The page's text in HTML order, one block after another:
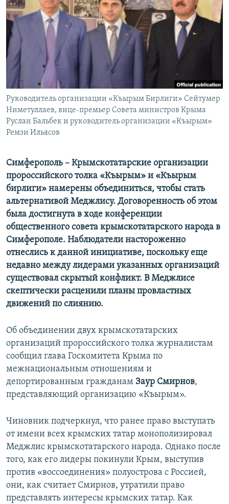
ПОБЕДИТЕЛЕЙ НЕ СУДЯТ?
КРЫМ.НЕПОКОРЕННЫЙ
ELIFBE
УКРАИНСКАЯ ПРОБЛЕМА КРЫМА
ПРИСОЕДИНЯЙТЕСЬ!
Все сайты RFE/RL
Руководитель организации «Къырым Бирлиги» Сейтумер
Ниметуллаев, вице-премьер Совета министров Крыма
Руслан Бальбек и руководитель организации «Къырым»
Ремзи Ильясов
Симферополь – Крымскотатарские организации
пророссийского толка «Къырым» и «Къырым
бирлиги» намерены объединиться, чтобы стать
альтернативой Меджлису. Договоренность об этом
была достигнута в ходе конференции
общественного совета крымскотатарского народа в
Симферополе. Наблюдатели настороженно
отнеслись к данной инициативе, поскольку еще
недавно между лидерами указанных организаций
существовал скрытый конфликт. В Меджлисе
скептически расценили планы провластных
движений по слиянию.
Об объединении двух крымскотатарских
организаций пророссийского толка журналистам
сообщил глава Госкомитета Крыма по
межнациональным отношениям и
депортированным гражданам Заур Смирнов,
представляющий организацию «Къырым».
Чиновник подчеркнул, что ранее право выступать
от имени всех крымских татар монополизировал
Меджлис крымскотатарского народа. Однако после
того, как его лидеры покинули Крым, выступив
против «воссоединения» полуострова с Россией,
они, как считает Смирнов, утратили право
представлять интересы крымских татар. Как